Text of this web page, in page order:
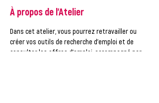
À propos de l'Atelier
Dans cet atelier, vous pourrez retravailler ou
créer vos outils de recherche d'emploi et de
consulter les offres d'emploi, accompagné par